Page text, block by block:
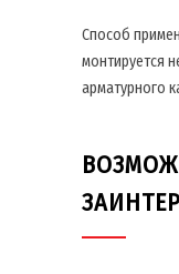
Способ
монтируется
арматурного